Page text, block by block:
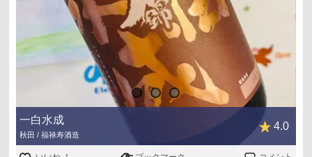
一白水成
秋田 / 福禄寿酒造
4.0